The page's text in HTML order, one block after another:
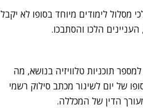
מסלול לימודים מיוחד בסופו לא יקבל
הלכו והסתבכו.
תוכניות טלוויזיה בנושא, מה
של יום לשיגור מכתב סילוק רשמי
הדין של המכללה.